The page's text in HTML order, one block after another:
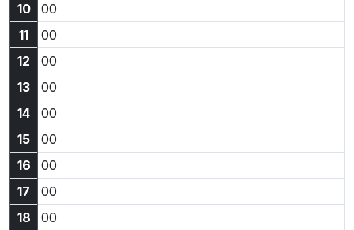
10
00
11
00
12
00
13
00
14
00
15
00
16
00
17
00
18
00